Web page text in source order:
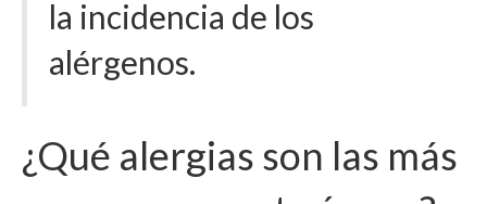
la incidencia de los
alérgenos.
¿Qué alergias son las más